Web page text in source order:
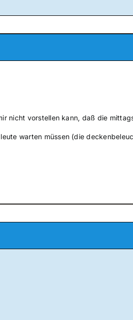
nicht vorstellen kann, daß die
warten müssen (die